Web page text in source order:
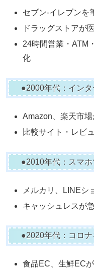
セブン-イレブンを
ドラッグストアが
24時間営業・ATM
化
●2000年代：イン
Amazon、楽天市
比較サイト・レビ
●2010年代：スマ
メルカリ、LINEシ
キャッシュレスが
●2020年代：コロ
食品EC、生鮮EC